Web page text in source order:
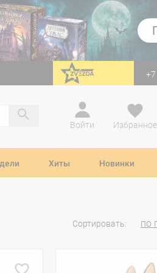
перейти на Zvezda
Войти Избранное
Хиты Новинки
Сортировать: по